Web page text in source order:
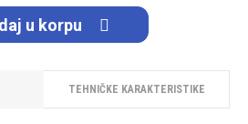
u korpu
TEHNIČKE KARAKTERISTIKE